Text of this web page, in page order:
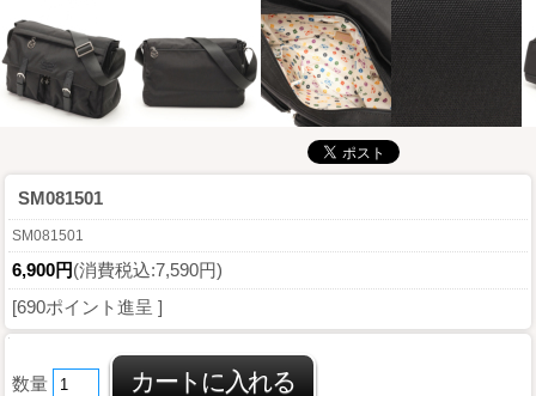
SM081501
SM081501
6,900円(消費税込:7,590円)
[690ポイント進呈 ]
数量